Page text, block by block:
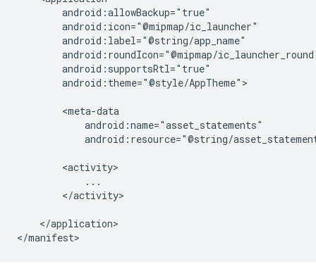
android:theme="@style/AppTheme">
android:resource="@string/
</activity>
</application>